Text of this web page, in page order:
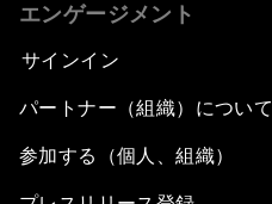
エンゲージメント
サインイン
パートナー（組織）について
参加する（個人、組織）